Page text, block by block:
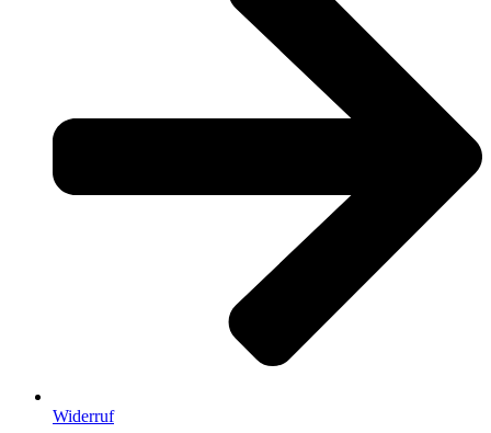
Widerruf